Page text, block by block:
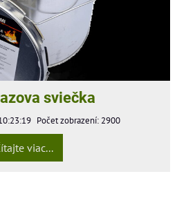
sviečka
Počet zobrazení: 2900
viac...